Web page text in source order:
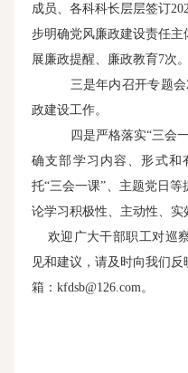
成员、各科科长层层签订
步明确党风廉政建设责任
展廉政提醒、廉政教育7次。
三是年内召开专题
政建设工作。
四是严格落实“三会
确支部学习内容、形式和
托“三会一课”、主题党日
论学习积极性、主动性、实
欢迎广大干部职工对巡
见和建议，请及时向我们反
箱：kfdsb@126.com。